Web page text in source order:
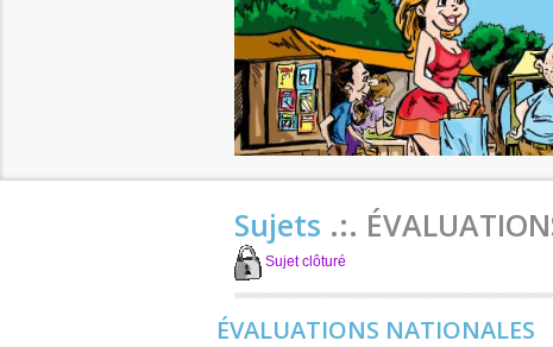
Sujets .:.
Sujet clôturé
ÉVALUATIONS NATIONALES